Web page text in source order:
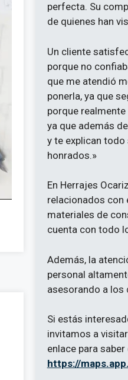
perfecta. Su
de quienes han
Un cliente
porque no
que me atendió
ponerla, ya que
porque
ya que además
y te explican todo
honrados.»
En Herrajes
relacionados con
materiales de
cuenta con todo
Además, la
personal
asesorando a los
Si estás
invitamos a
enlace para
https://